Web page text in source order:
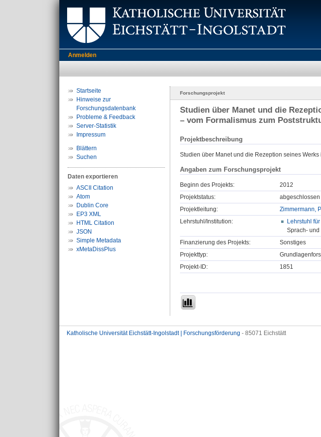
Anmelden
Startseite
Hinweise zur
Forschungsdatenbank
Probleme & Feedback
Server-Statistik
Impressum
Blättern
Suchen
Daten exportieren
ASCII Citation
Atom
Dublin Core
EP3 XML
HTML Citation
JSON
Simple Metadata
xMetaDissPlus
Forschungsprojekt
Studien über Manet und die
– vom Formalismus zum
Projektbeschreibung
Studien über Manet und die Rezeption seines
Angaben zum Forschungsprojekt
Beginn des Projekts:
2012
Projektstatus:
abgeschlossen
Projektleitung:
Zimmermann,
Lehrstuhl/Institution:
Lehrstuhl
Sprach- und
Finanzierung des Projekts:
Sonstiges
Projekttyp:
Projekt-ID:
1851
Katholische Universität Eichstätt-Ingolstadt | Forschungsförderung - 85071 Eichstätt